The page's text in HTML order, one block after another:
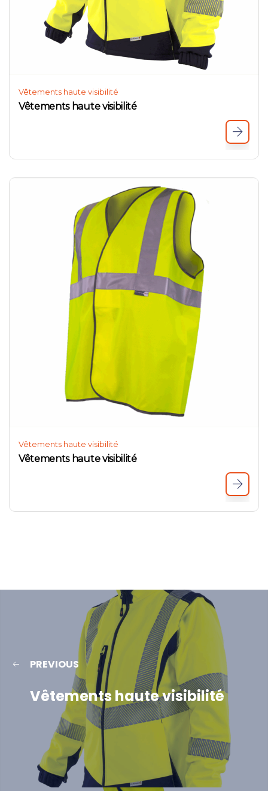
Vêtements haute visibilité
Vêtements haute visibilité
Vêtements haute visibilité
Vêtements haute visibilité
PREVIOUS
Vêtements haute visibilité